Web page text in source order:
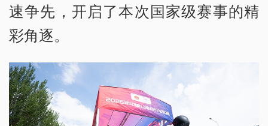
速争先，开启了本次国家级赛事的精
彩角逐。